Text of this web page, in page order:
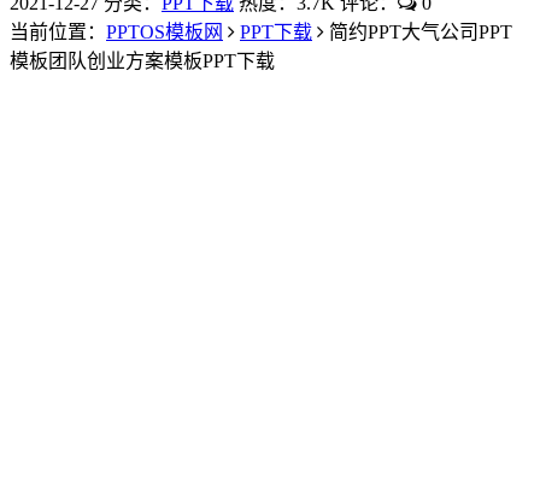
当前位置： PPTOS模板网 PPT下载
简约PPT大气公司PPT
模板团队创业方案模板PPT下载